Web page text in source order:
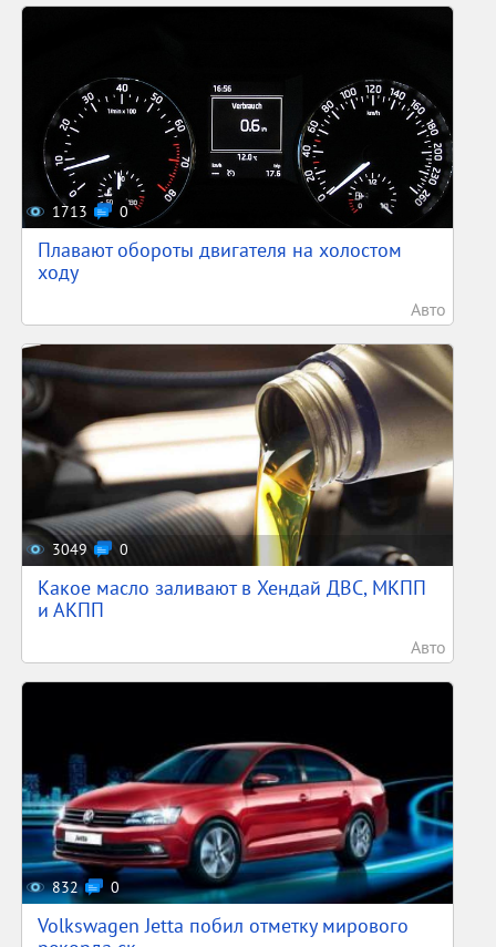
1713 0
Плавают обороты двигателя на холостом
ходу
Авто
3049 0
Какое масло заливают в Хендай ДВС, МКПП
и АКПП
Авто
832 0
Volkswagen Jetta побил отметку мирового